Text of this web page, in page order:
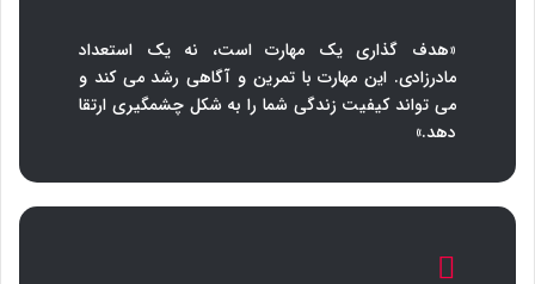
«هدف گذاری یک مهارت است، نه یک استعداد
مادرزادی. این مهارت با تمرین و آگاهی رشد می کند و
می تواند کیفیت زندگی شما را به شکل چشمگیری ارتقا
دهد.»